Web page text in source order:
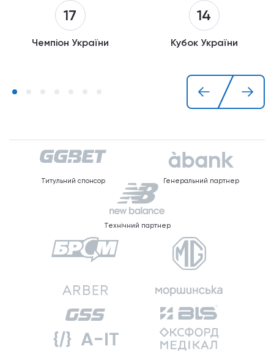
17
Чемпіон України
14
Кубок України
Титульний спонсор Генеральний партнер
Технічний партнер